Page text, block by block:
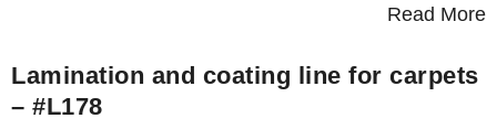
natural
Read More
Lamination and coating line for carpets
– #L178